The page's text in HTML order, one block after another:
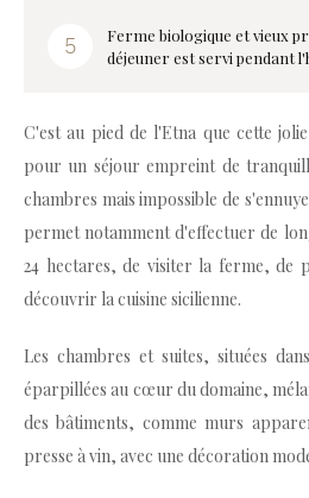
Ferme biologique et vieux
déjeuner est servi pendant
C'est au pied de l'Etna que cette
pour un séjour empreint de
chambres mais impossible de
permet notamment d'effectuer de
24 hectares, de visiter la ferme, de
découvrir la cuisine sicilienne.
Les chambres et suites, situées
éparpillées au cœur du domaine,
des bâtiments, comme murs
presse à vin, avec une décoration